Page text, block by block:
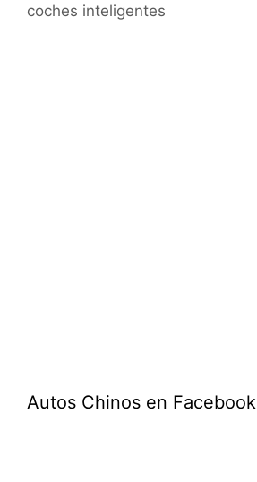
coches inteligentes
Autos Chinos en Facebook